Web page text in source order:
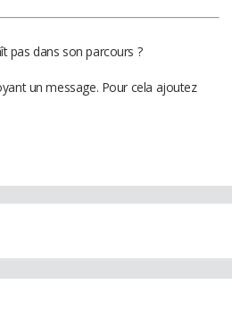
pas dans son parcours ?
un message. Pour cela ajoutez